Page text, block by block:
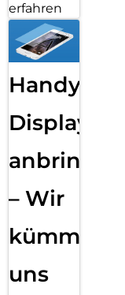
erfahren
Handy
Displayfolie
anbringen
– Wir
kümmern
uns